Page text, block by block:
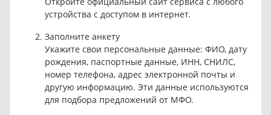
устройства с доступом в интернет.
Заполните анкету
Укажите свои персональные данные: ФИО, дату
рождения, паспортные данные, ИНН, СНИЛС,
номер телефона, адрес электронной почты и
другую информацию. Эти данные используются
для подбора предложений от МФО.